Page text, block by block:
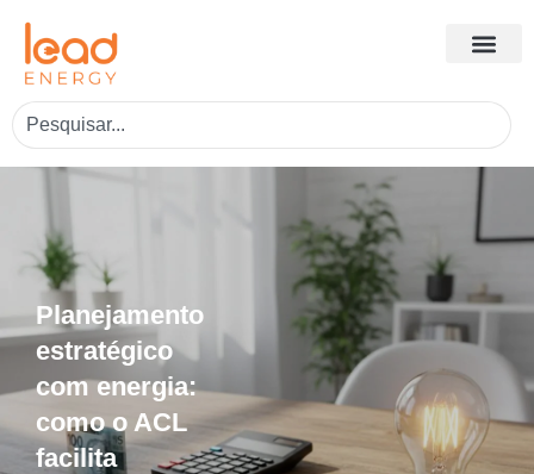
Planejamento
estratégico
com energia:
como o ACL
facilita